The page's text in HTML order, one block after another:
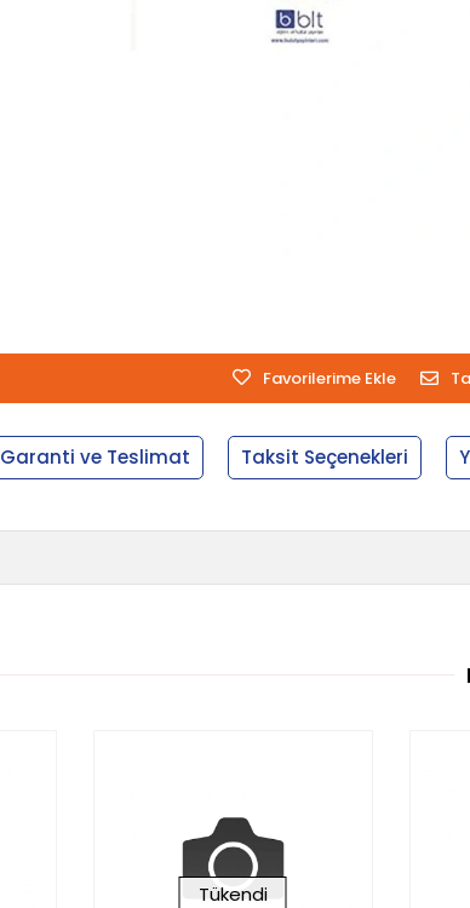
Favorilerime Ekle
Garanti ve Teslimat Taksit Seçenekleri
Tükendi